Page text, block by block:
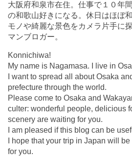
大阪府和泉市在住。仕事で１０年
の和歌山好きになる。休日はほぼ
モノや綺麗な景色をカメラ片手に
マンブロガー。
Konnichiwa!
My name is Nagamasa. I live in
I want to spread all about Osaka
prefecture through the world.
Please come to Osaka and
culter: wonderful people, delicious
scenery are waiting for you.
I am pleased if this blog can be
I hope that your trip in Japan will
for you.